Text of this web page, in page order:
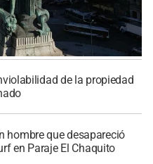
de la propiedad
hombre que desapareció
en Paraje El Chaquito